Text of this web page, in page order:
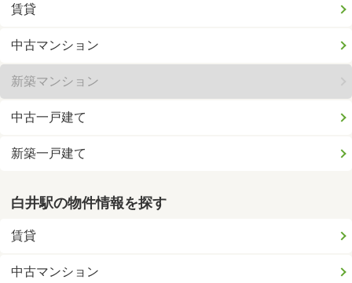
賃貸
中古マンション
新築マンション
中古一戸建て
新築一戸建て
白井駅の物件情報を探す
賃貸
中古マンション